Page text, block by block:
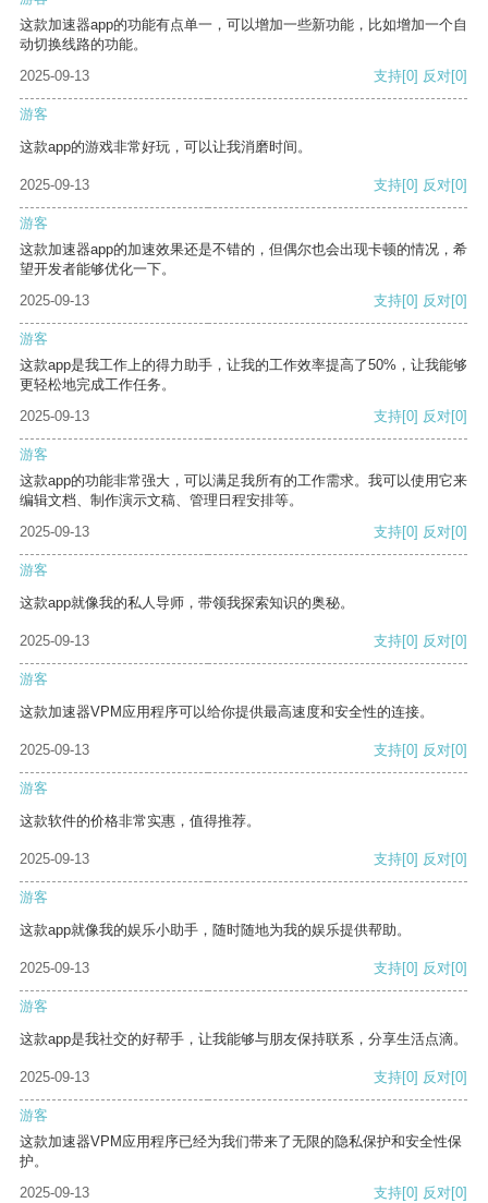
这款加速器app的功能有点单一，可以增加一些新功能，比如增加一个自
动切换线路的功能。
2025-09-13
支持[0] 反对[0]
游客
这款app的游戏非常好玩，可以让我消磨时间。
2025-09-13 支持[0] 反对[0]
游客
这款加速器app的加速效果还是不错的，但偶尔也会出现卡顿的情况，希
望开发者能够优化一下。
2025-09-13
支持[0] 反对[0]
游客
这款app是我工作上的得力助手，让我的工作效率提高了50%，让我能够
更轻松地完成工作任务。
2025-09-13
支持[0] 反对[0]
游客
这款app的功能非常强大，可以满足我所有的工作需求。我可以使用它来
编辑文档、制作演示文稿、管理日程安排等。
2025-09-13
支持[0] 反对[0]
游客
这款app就像我的私人导师，带领我探索知识的奥秘。
2025-09-13 支持[0] 反对[0]
游客
这款加速器VPM应用程序可以给你提供最高速度和安全性的连接。
2025-09-13 支持[0] 反对[0]
游客
这款软件的价格非常实惠，值得推荐。
2025-09-13 支持[0] 反对[0]
游客
这款app就像我的娱乐小助手，随时随地为我的娱乐提供帮助。
2025-09-13 支持[0] 反对[0]
游客
这款app是我社交的好帮手，让我能够与朋友保持联系，分享生活点滴。
2025-09-13 支持[0] 反对[0]
游客
这款加速器VPM应用程序已经为我们带来了无限的隐私保护和安全性保
护。
2025-09-13
支持[0] 反对[0]